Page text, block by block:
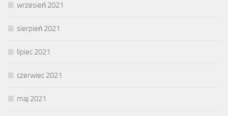
wrzesień 2021
sierpień 2021
lipiec 2021
czerwiec 2021
maj 2021